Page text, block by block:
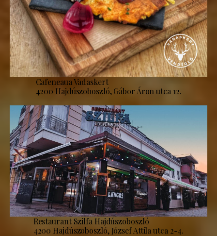
Cafeneaua Vadaskert
4200 Hajdúszoboszló, Gábor Áron utca 12.
Restaurant Szilfa Hajdúszoboszló
4200 Hajdúszoboszló, József Attila utca 2-4.